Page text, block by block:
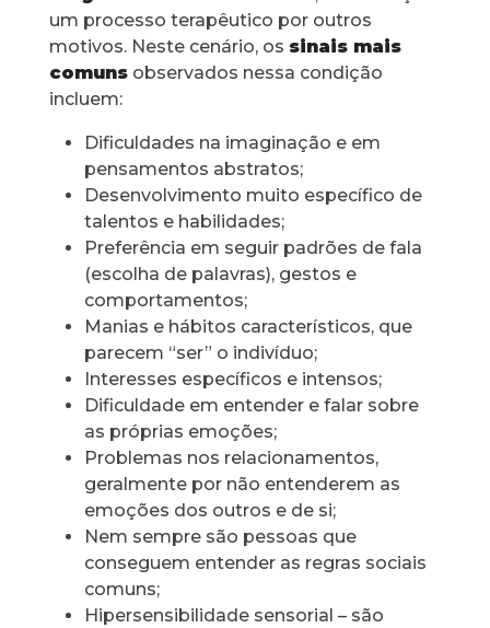
um processo terapêutico por outros
motivos. Neste cenário, os sinais mais
comunsobservados nessa condição
incluem:
Dificuldades na imaginação e em
pensamentos abstratos;
Desenvolvimento muito específico de
talentos e habilidades;
Preferência em seguir padrões de fala
(escolha de palavras), gestos e
comportamentos;
Manias e hábitos característicos, que
parecem “ser” o indivíduo;
Interesses específicos e intensos;
Dificuldade em entender e falar sobre
as próprias emoções;
Problemas nos relacionamentos,
geralmente por não entenderem as
emoções dos outros e de si;
Nem sempre são pessoas que
conseguem entender as regras sociais
comuns;
Hipersensibilidade sensorial – são